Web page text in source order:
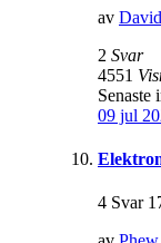
av
2 Svar
4551
Senaste
09 jul
4 Svar